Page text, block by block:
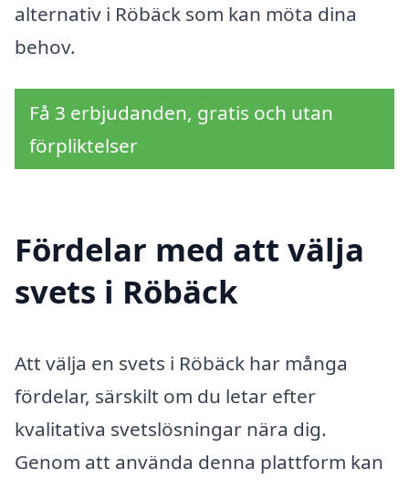
alternativ i Röbäck som kan möta dina
behov.
Få 3 erbjudanden, gratis och utan
förpliktelser
Fördelar med att välja
svets i Röbäck
Att välja en svets i Röbäck har många
fördelar, särskilt om du letar efter
kvalitativa svetslösningar nära dig.
Genom att använda denna plattform kan